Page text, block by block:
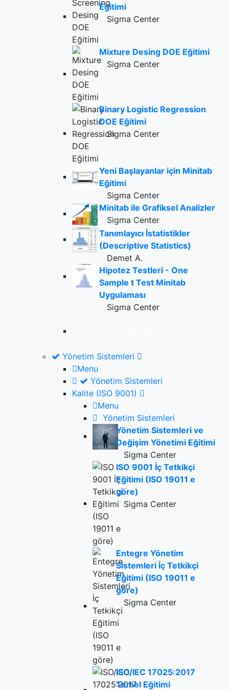
Eğitimi
Sigma Center
Mixture Desing DOE Eğitimi
Sigma Center
Binary Logistic Regression
DOE Eğitimi
Sigma Center
Yeni Başlayanlar için Minitab
Eğitimi
Sigma Center
Minitab ile Grafiksel Analizler
Sigma Center
Tanımlayıcı İstatistikler
(Descriptive Statistics)
Demet A.
Hipotez Testleri - One
Sample t Test Minitab
Uygulaması
Sigma Center
Yönetim Sistemleri
Menu
Yönetim Sistemleri
Kalite (ISO 9001)
Menu
Yönetim Sistemleri
Yönetim Sistemleri ve
Değişim Yönetimi Eğitimi
Sigma Center
ISO 9001 İç Tetkikçi
Eğitimi (ISO 19011 e
göre)
Sigma Center
Entegre Yönetim
Sistemleri İç Tetkikçi
Eğitimi (ISO 19011 e
göre)
Sigma Center
ISO/IEC 17025:2017
Temel Eğitimi